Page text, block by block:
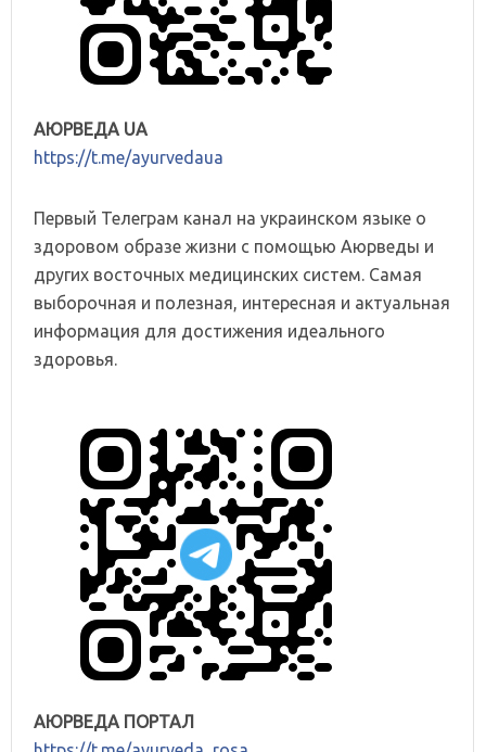
АЮРВЕДА UA
https://t.me/ayurvedaua
Первый Телеграм канал на украинском языке о
здоровом образе жизни с помощью Аюрведы и
других восточных медицинских систем. Самая
выборочная и полезная, интересная и актуальная
информация для достижения идеального
здоровья.
АЮРВЕДА ПОРТАЛ